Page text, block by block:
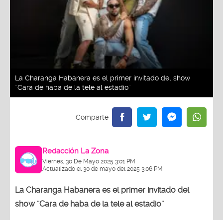
La Charanga Habanera es el primer invitado del show
¨Cara de haba de la tele al estadio¨
Redacción La Zona
Viernes, 30 De Mayo 2025 3:01 PM
Actualizado el 30 de mayo del 2025 3:06 PM
La Charanga Habanera es el primer invitado del
show ¨Cara de haba de la tele al estadio¨